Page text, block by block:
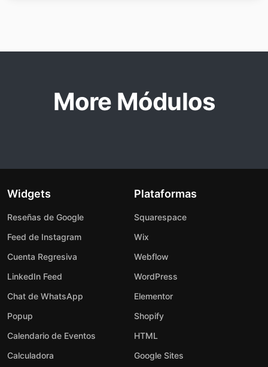
More Módulos
Widgets
Reseñas de Google
Feed de Instagram
Cuenta Regresiva
LinkedIn Feed
Chat de WhatsApp
Popup
Calendario de Eventos
Calculadora
Plataformas
Squarespace
Wix
Webflow
WordPress
Elementor
Shopify
HTML
Google Sites